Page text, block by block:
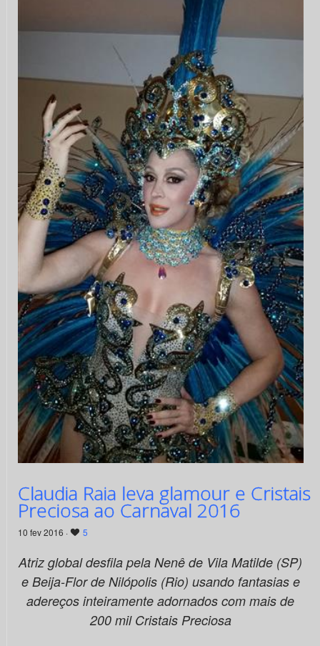
Claudia Raia leva glamour e Cristais
Preciosa ao Carnaval 2016
10 fev 2016 · 5
Atriz global desfila pela Nenê de Vila Matilde (SP)
e Beija-Flor de Nilópolis (Rio) usando fantasias e
adereços inteiramente adornados com mais de
200 mil Cristais Preciosa